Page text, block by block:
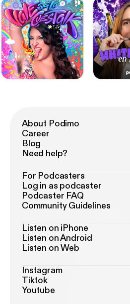
About Podimo
Career
Blog
Need help?
For Podcasters
Log in as podcaster
Podcaster FAQ
Community Guidelines
Listen on iPhone
Listen on Android
Listen on Web
Instagram
Tiktok
Youtube